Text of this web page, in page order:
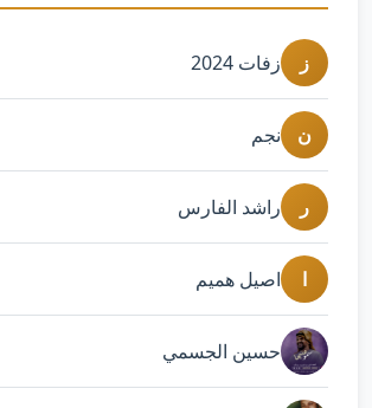
ز زفات 2024
ن نجم
ر راشد الفارس
ا اصيل هميم
حسين الجسمي